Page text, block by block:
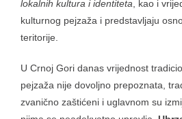
lokalnih kultura i identiteta , kao i
kulturnog pejzaža i predstavljaju
teritorije.
U Crnoj Gori danas vrijednost
pejzaža nije dovoljno prepoznata,
zvanično zaštićeni i uglavnom su